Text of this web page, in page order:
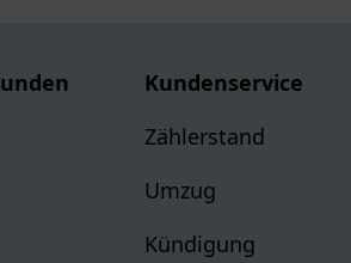
Kundenservice
Zählerstand
Umzug
Kündigung